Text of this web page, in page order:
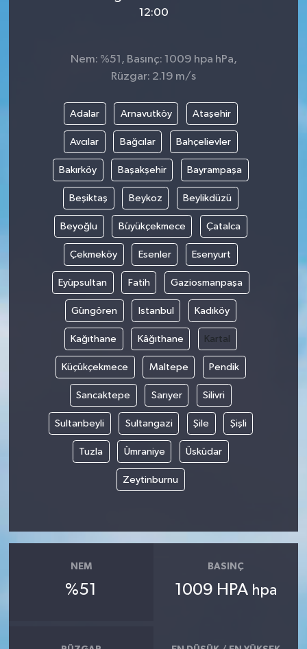
12:00
Nem: %51, Basınç: 1009 hpa hPa,
Rüzgar: 2.19 m/s
Adalar Arnavutköy Ataşehir
Avcılar Bağcılar Bahçelievler
Bakırköy Başakşehir Bayrampaşa
Beşiktaş Beykoz Beylikdüzü
Beyoğlu Büyükçekmece Çatalca
Çekmeköy Esenler Esenyurt
Eyüpsultan Fatih Gaziosmanpaşa
Güngören Istanbul Kadıköy
Kağıthane Kâğıthane Kartal
Küçükçekmece Maltepe Pendik
Sancaktepe Sarıyer Silivri
Sultanbeyli Sultangazi Şile Şişli
Tuzla Ümraniye Üsküdar
Zeytinburnu
NEM
%51
BASINÇ
1009 HPA hpa
Yaşam
Yurttan